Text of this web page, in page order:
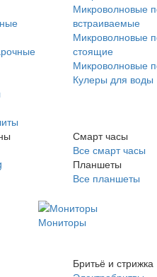
Микроволновые
встраиваемые
Микроволновые
стоящие
Микроволновые
Кулеры для воды
Смарт часы
Все смарт часы
Планшеты
Все планшеты
Мониторы
Бритьё и стрижка